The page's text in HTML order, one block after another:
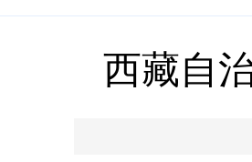
西藏自